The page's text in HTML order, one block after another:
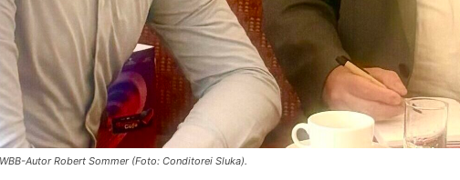
Autor Robert Sommer (Foto: Conditorei Sluka).